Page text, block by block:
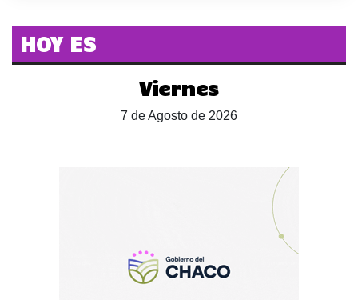
HOY ES
Viernes
7 de Agosto de 2026